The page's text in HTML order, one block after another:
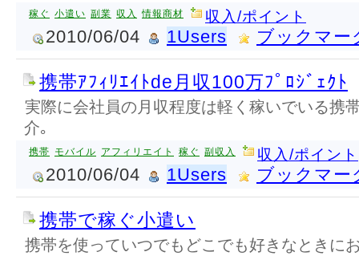
稼ぐ 小遣い 副業 収入 情報商材 収入/ポイント
2010/06/04 1Users ブックマー
携帯ｱﾌｨﾘｴｲﾄde月収100万ﾌﾟﾛｼﾞｪｸﾄ
実際に会社員の月収程度は軽く稼いでいる携
介｡
携帯 モバイル アフィリエイト 稼ぐ 副収入 収入/ポイント
2010/06/04 1Users ブックマー
携帯で稼ぐ小遣い
携帯を使っていつでもどこでも好きなときに